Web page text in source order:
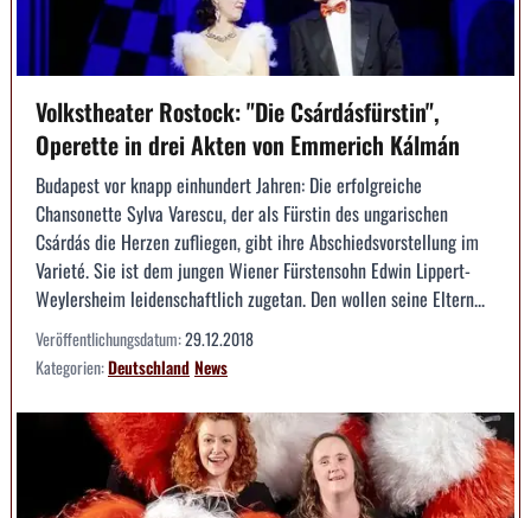
Volkstheater Rostock: "Die Csárdásfürstin",
Operette in drei Akten von Emmerich Kálmán
Budapest vor knapp einhundert Jahren: Die erfolgreiche
Chansonette Sylva Varescu, der als Fürstin des ungarischen
Csárdás die Herzen zufliegen, gibt ihre Abschiedsvorstellung im
Varieté. Sie ist dem jungen Wiener Fürstensohn Edwin Lippert-
Weylersheim leidenschaftlich zugetan. Den wollen seine Eltern...
Veröffentlichungsdatum:29.12.2018
Kategorien:DeutschlandNews